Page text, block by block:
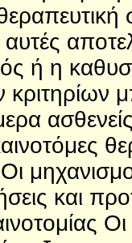
ή η
κριτηρίων
και